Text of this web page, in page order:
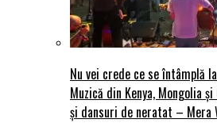
Nu vei crede ce se întâmplă
Muzică din Kenya, Mongolia
și dansuri de neratat – Mera